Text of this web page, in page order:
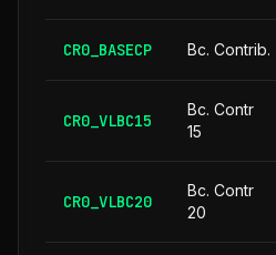
CR0_BASECP Bc. Contrib.
CR0_VLBC15
Bc. Contr
15
CR0_VLBC20
Bc. Contr
20